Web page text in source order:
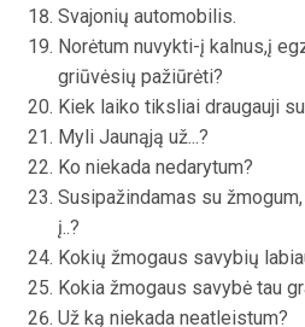
Svajonių automobilis.
Norėtum nuvykti-į kalnus,į
griūvėsių pažiūrėti?
Kiek laiko tiksliai draugauji
Myli Jaunąją už...?
Ko niekada nedarytum?
Susipažindamas su
į..?
Kokių žmogaus savybių
Kokia žmogaus savybė tau
Už ką niekada neatleistum?